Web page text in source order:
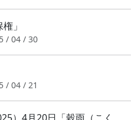
」
/ 04 / 30
/ 04 / 21